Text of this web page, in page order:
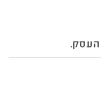
העסק.